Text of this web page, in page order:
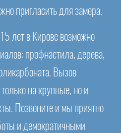
пригласить для замера.
лет в Кирове возможно
профнастила, дерева,
Вызов
на крупные, но и
Позвоните и мы приятно
и демократичными